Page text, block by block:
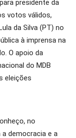
presidente da
votos válidos,
da Silva (PT) no
à imprensa na
O apoio da
do MDB
eleições
no
democracia e a